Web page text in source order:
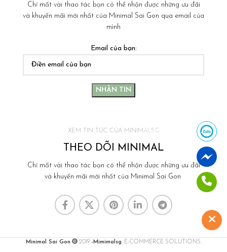
Chỉ mất vài thao tác bạn có thể nhận được những ưu đãi
và khuyến mãi mới nhất của Minimal Sai Gon qua email của
mình
Email của bạn:
XEM TIN TỨC CỦA MINIMALSG
THEO DÕI MINIMAL
Chỉ mất vài thao tác bạn có thể nhận được những ưu đãi
và khuyến mãi mới nhất của Minimal Sai Gon
Minimal Sai Gon 2019 -Mimimalsg. E-COMMERCE SOLUTIONS.
Nhắn tin Zalo